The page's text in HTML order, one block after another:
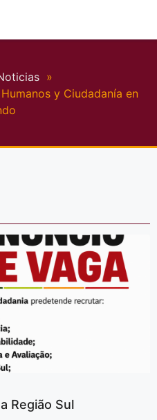
»
y Ciudadanía en
Região Sul